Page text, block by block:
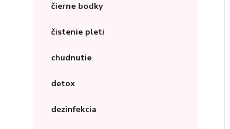
čierne bodky
čistenie pleti
chudnutie
detox
dezinfekcia